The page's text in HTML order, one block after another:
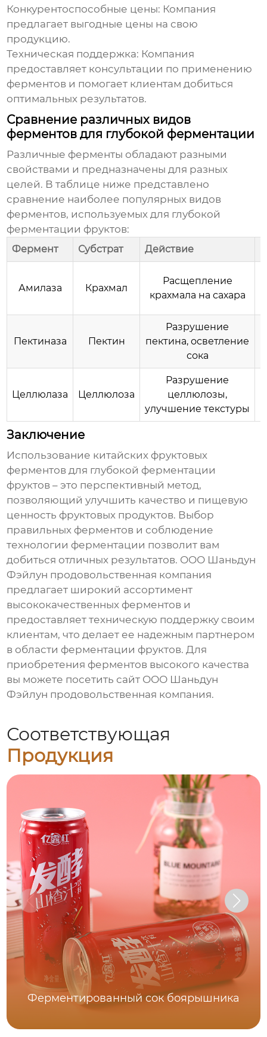
Конкурентоспособные цены: Компания
предлагает выгодные цены на свою
продукцию.
Техническая поддержка: Компания
предоставляет консультации по применению
ферментов и помогает клиентам добиться
оптимальных результатов.
Сравнение различных видов
ферментов для глубокой ферментации
Различные ферменты обладают разными
свойствами и предназначены для разных
целей. В таблице ниже представлено
сравнение наиболее популярных видов
ферментов, используемых для глубокой
ферментации фруктов:
Фермент Субстрат Действие
Амилаза Крахмал
Расщепление
крахмала на сахара
Пектиназа Пектин
Разрушение
пектина, осветление
сока
Целлюлаза Целлюлоза
Разрушение
целлюлозы,
улучшение текстуры
Заключение
Использование китайских фруктовых
ферментов для глубокой ферментации
фруктов – это перспективный метод,
позволяющий улучшить качество и пищевую
ценность фруктовых продуктов. Выбор
правильных ферментов и соблюдение
технологии ферментации позволит вам
добиться отличных результатов. ООО Шаньдун
Фэйлун продовольственная компания
предлагает широкий ассортимент
высококачественных ферментов и
предоставляет техническую поддержку своим
клиентам, что делает ее надежным партнером
в области ферментации фруктов. Для
приобретения ферментов высокого качества
вы можете посетить сайт ООО Шаньдун
Фэйлун продовольственная компания.
Соответствующая
Продукция
Ферментированный сок боярышника